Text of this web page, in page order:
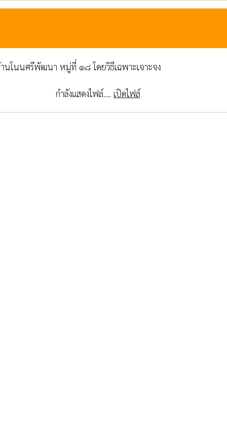
โนนศรีพัฒนา หมู่ที่ ๑๘ โดยวิธีเฉพาะเจาะจง
กำลังแสดงไฟล์.... เปิดไฟล์